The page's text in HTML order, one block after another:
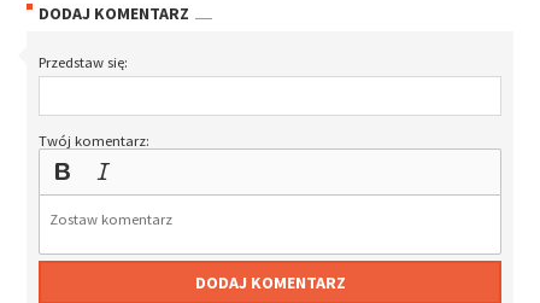
DODAJ KOMENTARZ
Przedstaw się:
Twój komentarz:
DODAJ KOMENTARZ